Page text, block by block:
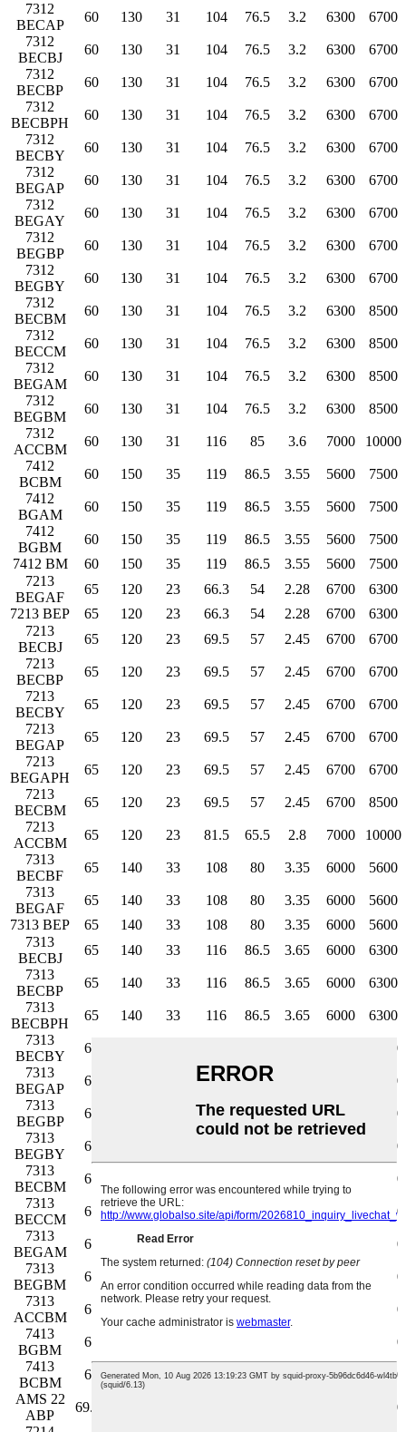
7312
BECAP
60 130 31 104 76.5 3.2 6300
6700
7312
BECBJ
60 130 31 104 76.5 3.2 6300
6700
7312
BECBP
60 130 31 104 76.5 3.2 6300
6700
7312
BECBPH
60 130 31 104 76.5 3.2 6300
6700
7312
BECBY
60 130 31 104 76.5 3.2 6300
6700
7312
BEGAP
60 130 31 104 76.5 3.2 6300
6700
7312
BEGAY
60 130 31 104 76.5 3.2 6300
6700
7312
BEGBP
60 130 31 104 76.5 3.2 6300
6700
7312
BEGBY
60 130 31 104 76.5 3.2 6300
6700
7312
BECBM
60 130 31 104 76.5 3.2 6300
8500
7312
BECCM
60 130 31 104 76.5 3.2 6300
8500
7312
BEGAM
60 130 31 104 76.5 3.2 6300
8500
7312
BEGBM
60 130 31 104 76.5 3.2 6300
8500
7312
ACCBM
60 130 31 116 85 3.6 7000
10000
7412
BCBM
60 150 35 119 86.5 3.55 5600
7500
7412
BGAM
60 150 35 119 86.5 3.55 5600
7500
7412
BGBM
60 150 35 119 86.5 3.55 5600
7500
7412 BM
60 150 35 119 86.5 3.55 5600
7500
7213
BEGAF
65 120 23 66.3 54 2.28 6700
6300
7213 BEP
65 120 23 66.3 54 2.28 6700
6300
7213
BECBJ
65 120 23 69.5 57 2.45 6700
6700
7213
BECBP
65 120 23 69.5 57 2.45 6700
6700
7213
BECBY
65 120 23 69.5 57 2.45 6700
6700
7213
BEGAP
65 120 23 69.5 57 2.45 6700
6700
7213
BEGAPH
65 120 23 69.5 57 2.45 6700
6700
7213
BECBM
65 120 23 69.5 57 2.45 6700
8500
7213
ACCBM
65 120 23 81.5 65.5 2.8 7000
10000
7313
BECBF
65 140 33 108 80 3.35 6000
5600
7313
BEGAF
65 140 33 108 80 3.35 6000
5600
7313 BEP
65 140 33 108 80 3.35 6000
5600
7313
BECBJ
65 140 33 116 86.5 3.65 6000
6300
7313
BECBP
65 140 33 116 86.5 3.65 6000
6300
7313
BECBPH
65 140 33 116 86.5 3.65 6000
6300
7313
BECBY
65
6300
7313
BEGAP
65 116 86.5
6300
7313
BEGBP
65 116 86.5 3.65 6000
6300
7313
BEGBY
65
6300
7313
BECBM
65
8000
7313
BECCM
65 140 33 116 86.5 3.65 6000
8000
7313
BEGAM
65 140 33
8000
7313
BEGBM
65
8000
7313
ACCBM
65 132 96.5
9500
7413
BGBM
65
5300
7413
BCBM
65 160 37 130 96.5 3.8 5300
7000
AMS 22
ABP
69.85
6000